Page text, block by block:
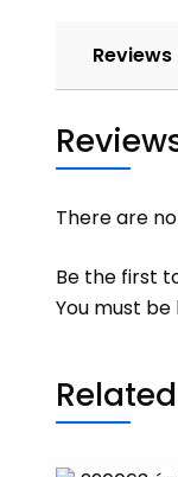
There are
Be the first
You must be